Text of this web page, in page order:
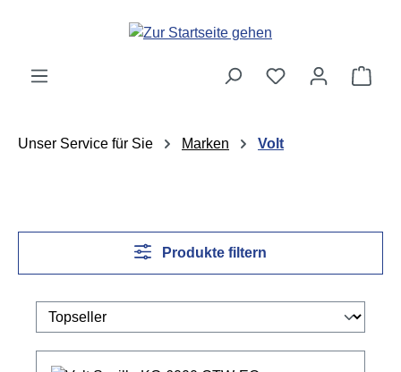
Zum Hauptinhalt springen
Unser Service für Sie Marken Volt
Produkte filtern